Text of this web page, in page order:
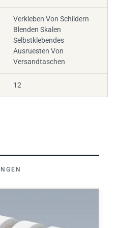
Verkleben Von Schildern
Blenden Skalen
Selbstklebendes
Ausruesten Von
Versandtaschen
12